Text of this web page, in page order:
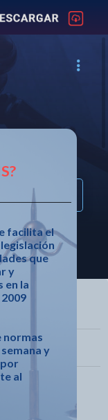
facilita el
que
y
en la
normas
y
al
de 2026
Finanzas y